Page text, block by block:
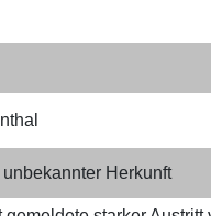
Herkunft